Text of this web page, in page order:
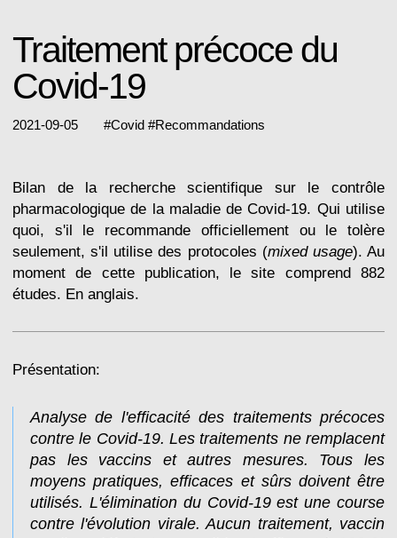
Traitement précoce du
Covid-19
2021-09-05 #Covid #Recommandations
Bilan de la recherche scientifique sur le contrôle
pharmacologique de la maladie de Covid-19. Qui utilise
quoi, s'il le recommande officiellement ou le tolère
seulement, s'il utilise des protocoles (mixed usage). Au
moment de cette publication, le site comprend 882
études. En anglais.
Présentation:
Analyse de l'efficacité des traitements précoces
contre le Covid-19. Les traitements ne remplacent
pas les vaccins et autres mesures. Tous les
moyens pratiques, efficaces et sûrs doivent être
utilisés. L'élimination du Covid-19 est une course
contre l'évolution virale. Aucun traitement, vaccin